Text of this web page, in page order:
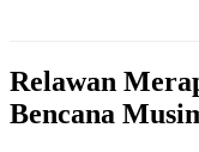
Relawan
Bencana